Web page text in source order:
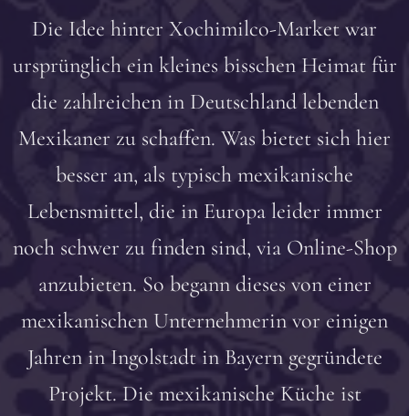
Die Idee hinter Xochimilco-Market war
ursprünglich ein kleines bisschen Heimat für
die zahlreichen in Deutschland lebenden
Mexikaner zu schaffen. Was bietet sich hier
besser an, als typisch mexikanische
Lebensmittel, die in Europa leider immer
noch schwer zu finden sind, via Online-Shop
anzubieten. So begann dieses von einer
mexikanischen Unternehmerin vor einigen
Jahren in Ingolstadt in Bayern gegründete
Projekt. Die mexikanische Küche ist